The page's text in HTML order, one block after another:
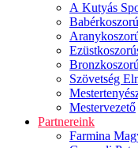
A Kutyás
Szövetség
Mestervezető
Partnereink
Farmina